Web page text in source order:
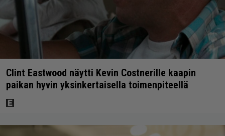
Clint Eastwood näytti Kevin Costnerille kaapin
paikan hyvin yksinkertaisella toimenpiteellä